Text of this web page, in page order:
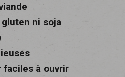
ni soja
faciles à ouvrir